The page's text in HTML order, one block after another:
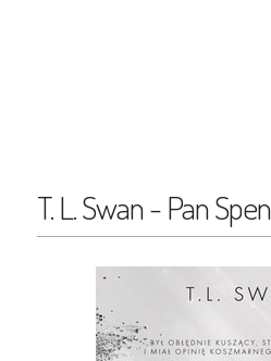
T. L. Swan - Pan